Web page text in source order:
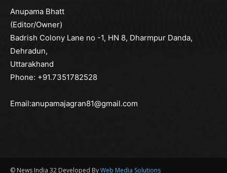
Anupama Bhatt
(Editor/Owner)
Badrish Colony Lane no -1, HN 8, Dharmpur Danda,
Dehradun,
Uttarakhand
Phone: +91.7351782528
Email:anupamajagran81@gmail.com
© News India 32 Developed ByWeb Media Solutions